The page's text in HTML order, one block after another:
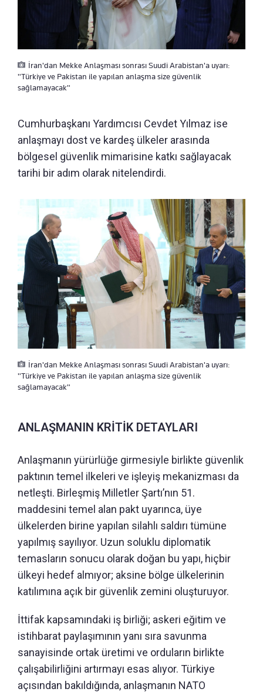
İran'dan Mekke Anlaşması sonrası Suudi Arabistan'a uyarı:
"Türkiye ve Pakistan ile yapılan anlaşma size güvenlik
sağlamayacak"
Cumhurbaşkanı Yardımcısı Cevdet Yılmaz ise
anlaşmayı dost ve kardeş ülkeler arasında
bölgesel güvenlik mimarisine katkı sağlayacak
tarihi bir adım olarak nitelendirdi.
İran'dan Mekke Anlaşması sonrası Suudi Arabistan'a uyarı:
"Türkiye ve Pakistan ile yapılan anlaşma size güvenlik
sağlamayacak"
ANLAŞMANIN KRİTİK DETAYLARI
Anlaşmanın yürürlüğe girmesiyle birlikte güvenlik
paktının temel ilkeleri ve işleyiş mekanizması da
netleşti. Birleşmiş Milletler Şartı’nın 51.
maddesini temel alan pakt uyarınca, üye
ülkelerden birine yapılan silahlı saldırı tümüne
yapılmış sayılıyor. Uzun soluklu diplomatik
temasların sonucu olarak doğan bu yapı, hiçbir
ülkeyi hedef almıyor; aksine bölge ülkelerinin
katılımına açık bir güvenlik zemini oluşturuyor.
İttifak kapsamındaki iş birliği; askeri eğitim ve
istihbarat paylaşımının yanı sıra savunma
sanayisinde ortak üretimi ve orduların birlikte
çalışabilirliğini artırmayı esas alıyor. Türkiye
açısından bakıldığında, anlaşmanın NATO